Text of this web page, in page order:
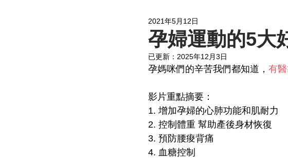
孕婦運動的5大
2021年5月12日
已更新： 2025年12月3日
孕媽咪們的辛苦我們都知道， 有
影片重點摘要：
1. 增加孕婦的心肺功能和肌耐力
2. 控制體重 幫助產後身材恢復
3. 預防腰痠背痛
4. 血糖控制